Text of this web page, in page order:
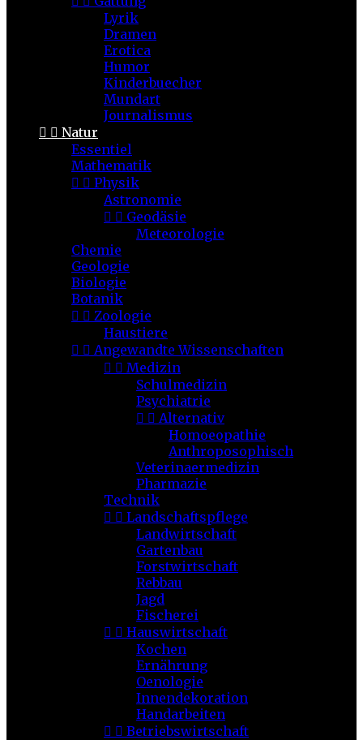
Lyrik
Dramen
Erotica
Humor
Kinderbuecher
Mundart
Journalismus
  Natur
Essentiel
Mathematik
  Physik
Astronomie
  Geodäsie
Meteorologie
Chemie
Geologie
Biologie
Botanik
  Zoologie
Haustiere
  Angewandte Wissenschaften
  Medizin
Schulmedizin
Psychiatrie
  Alternativ
Homoeopathie
Anthroposophisch
Veterinaermedizin
Pharmazie
Technik
  Landschaftspflege
Landwirtschaft
Gartenbau
Forstwirtschaft
Rebbau
Jagd
Fischerei
  Hauswirtschaft
Kochen
Ernährung
Oenologie
Innendekoration
Handarbeiten
  Betriebswirtschaft